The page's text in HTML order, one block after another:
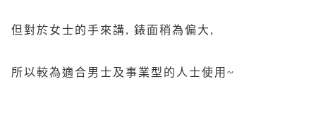
但對於女士的手來講, 錶面稍為偏大,
所以較為適合男士及事業型的人士使用~